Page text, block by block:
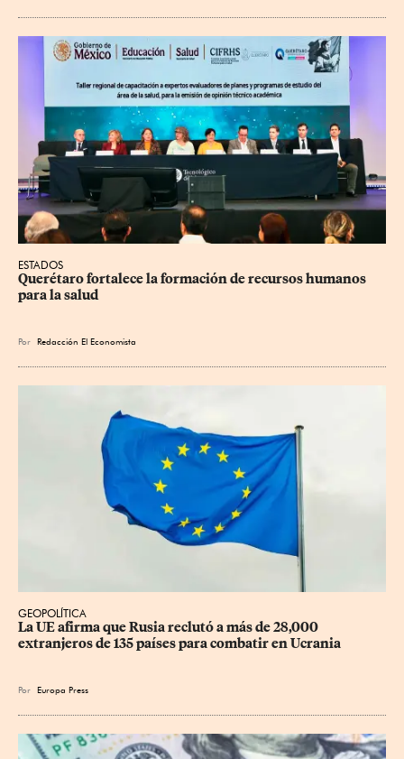
ESTADOS
Querétaro fortalece la formación de recursos humanos
para la salud
Por Redacción El Economista
GEOPOLÍTICA
La UE afirma que Rusia reclutó a más de 28,000
extranjeros de 135 países para combatir en Ucrania
Por Europa Press